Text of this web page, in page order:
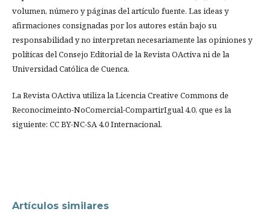
volumen, número y páginas del artículo fuente. Las ideas y
afirmaciones consignadas por los autores están bajo su
responsabilidad y no interpretan necesariamente las opiniones y
políticas del Consejo Editorial de la Revista OActiva ni de la
Universidad Católica de Cuenca.
La Revista OActiva utiliza la Licencia Creative Commons de
Reconocimeinto-NoComercial-CompartirIgual 4.0, que es la
siguiente: CC BY-NC-SA 4.0 Internacional.
Artículos similares